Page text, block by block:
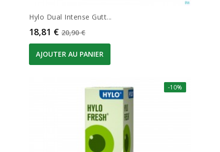
Hylo Dual Intense Gutt...
Prix
18,81 € Prix de base
20,90 €
AJOUTER AU PANIER
-10%